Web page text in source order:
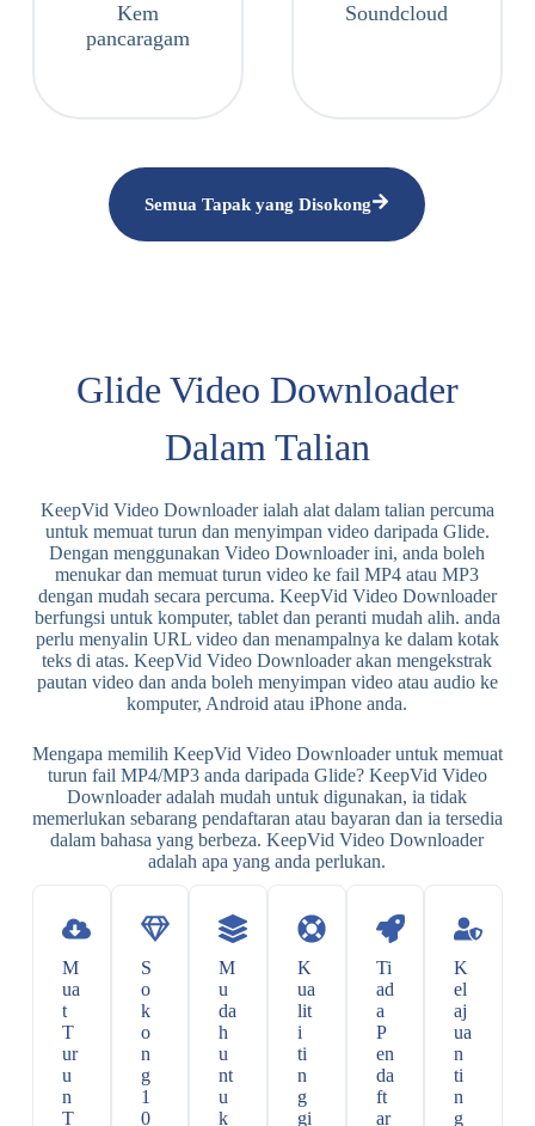
Kem
pancaragam
Soundcloud
Semua Tapak yang Disokong
Glide Video Downloader
Dalam Talian
KeepVid Video Downloader ialah alat dalam talian percuma
untuk memuat turun dan menyimpan video daripada Glide.
Dengan menggunakan Video Downloader ini, anda boleh
menukar dan memuat turun video ke fail MP4 atau MP3
dengan mudah secara percuma. KeepVid Video Downloader
berfungsi untuk komputer, tablet dan peranti mudah alih. anda
perlu menyalin URL video dan menampalnya ke dalam kotak
teks di atas. KeepVid Video Downloader akan mengekstrak
pautan video dan anda boleh menyimpan video atau audio ke
komputer, Android atau iPhone anda.
Mengapa memilih KeepVid Video Downloader untuk memuat
turun fail MP4/MP3 anda daripada Glide? KeepVid Video
Downloader adalah mudah untuk digunakan, ia tidak
memerlukan sebarang pendaftaran atau bayaran dan ia tersedia
dalam bahasa yang berbeza. KeepVid Video Downloader
adalah apa yang anda perlukan.
M
ua
t
T
ur
u
n
T
S
o
k
o
n
g
1
0
M
u
da
h
u
nt
u
k
K
ua
lit
i
ti
n
g
gi
Ti
ad
a
P
en
da
ft
ar
K
el
aj
ua
n
ti
n
g